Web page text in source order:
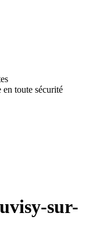
toute sécurité
sur-